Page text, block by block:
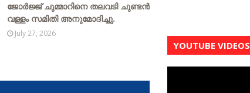
ജോർജ്ജ് ചുമ്മാറിനെ തലവടി ചുണ്ടൻ
വള്ളം സമിതി അനുമോദിച്ചു.
July 27, 2026
YOUTUBE VIDEOS